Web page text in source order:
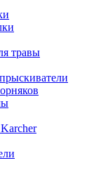
травы